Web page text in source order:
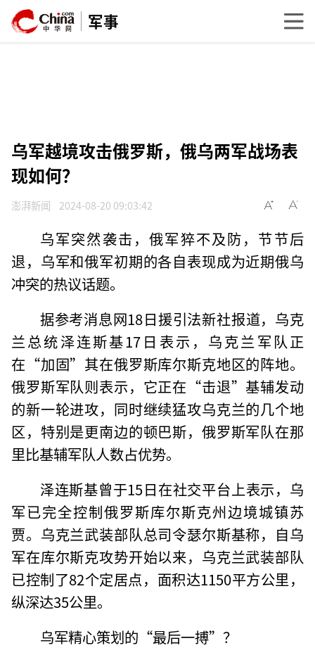
军事
乌军越境攻击俄罗斯，俄乌两军战场表
现如何？
澎湃新闻 2024-08-20 09:03:42
乌军突然袭击，俄军猝不及防，节节后
退，乌军和俄军初期的各自表现成为近期俄乌
冲突的热议话题。
据参考消息网18日援引法新社报道，乌克
兰总统泽连斯基17日表示，乌克兰军队正
在“加固”其在俄罗斯库尔斯克地区的阵地。
俄罗斯军队则表示，它正在“击退”基辅发动
的新一轮进攻，同时继续猛攻乌克兰的几个地
区，特别是更南边的顿巴斯，俄罗斯军队在那
里比基辅军队人数占优势。
泽连斯基曾于15日在社交平台上表示，乌
军已完全控制俄罗斯库尔斯克州边境城镇苏
贾。乌克兰武装部队总司令瑟尔斯基称，自乌
军在库尔斯克攻势开始以来，乌克兰武装部队
已控制了82个定居点，面积达1150平方公里，
纵深达35公里。
乌军精心策划的“最后一搏”？